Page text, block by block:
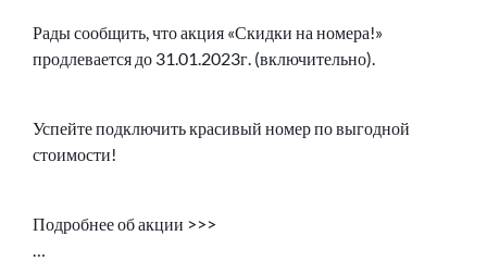
Рады сообщить, что акция «Скидки на номера!»
продлевается до 31.01.2023г. (включительно).
Успейте подключить красивый номер по выгодной
стоимости!
Подробнее об акции >>>
…